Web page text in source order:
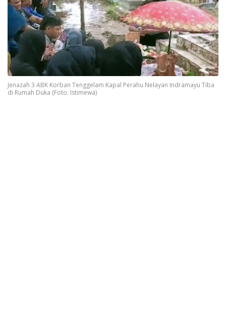
Jenazah 3 ABK Korban Tenggelam Kapal Perahu Nelayan Indramayu Tiba
di Rumah Duka (Foto: Istimewa)